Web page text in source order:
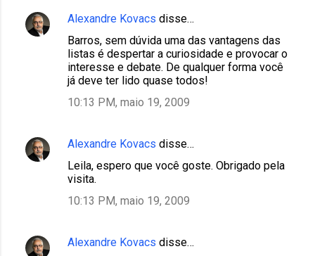
Alexandre Kovacs disse…
Barros, sem dúvida uma das vantagens das
listas é despertar a curiosidade e provocar o
interesse e debate. De qualquer forma você
já deve ter lido quase todos!
10:13 PM, maio 19, 2009
Alexandre Kovacs disse…
Leila, espero que você goste. Obrigado pela
visita.
10:13 PM, maio 19, 2009
Alexandre Kovacs disse…